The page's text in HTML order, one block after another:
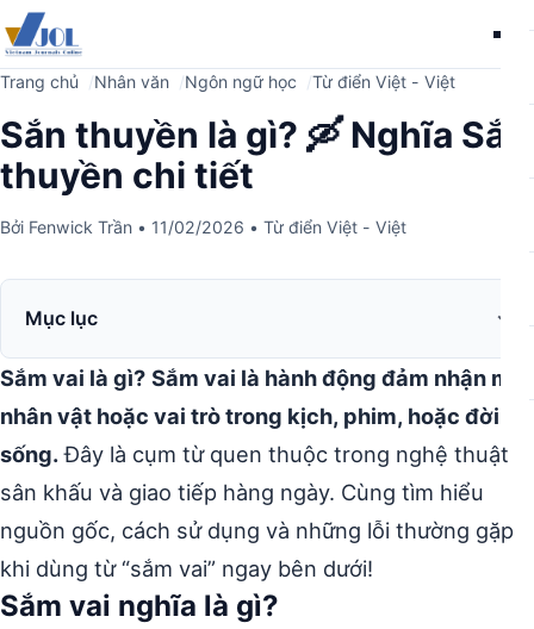
Trang chủ Nhân văn Ngôn ngữ học Từ điển Việt - Việt
Sắn thuyền là gì? 🛶 Nghĩa Sắn
thuyền chi tiết
Bởi Fenwick Trần • 11/02/2026 • Từ điển Việt - Việt
Mục lục
Sắm vai là gì? Sắm vai là hành động đảm nhận một
nhân vật hoặc vai trò trong kịch, phim, hoặc đời
sống.Đây là cụm từ quen thuộc trong nghệ thuật
sân khấu và giao tiếp hàng ngày. Cùng tìm hiểu
nguồn gốc, cách sử dụng và những lỗi thường gặp
khi dùng từ “sắm vai” ngay bên dưới!
Sắm vai nghĩa là gì?